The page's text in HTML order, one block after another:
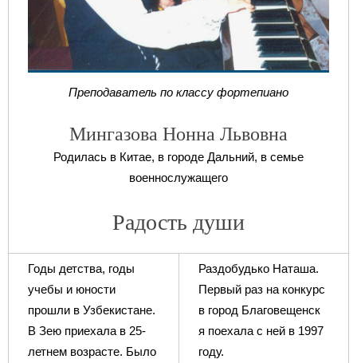
Преподаватель по классу фортепиано
Мингазова Нонна Львовна
Родилась в Китае, в городе Дальний, в семье
военнослужащего
Радость души
Годы детства, годы
учебы и юности
прошли в Узбекистане.
В Зею приехала в 25-
летнем возрасте. Было
Раздобудько Наташа.
Первый раз на конкурс
в город Благовещенск
я поехала с ней в 1997
году.